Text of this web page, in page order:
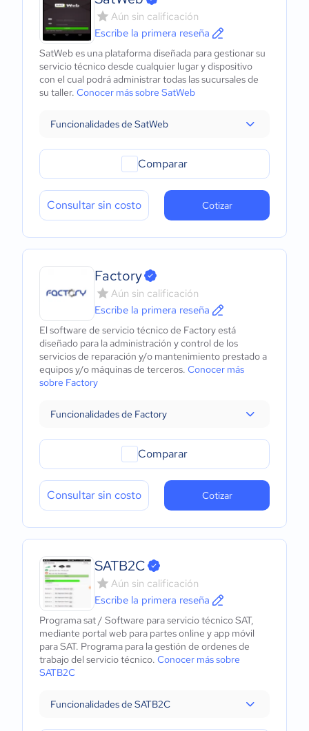
Aún sin calificación
Escribe la primera reseña
SatWeb es una plataforma diseñada para gestionar su
servicio técnico desde cualquier lugar y dispositivo
con el cual podrá administrar todas las sucursales de
su taller. Conocer más sobre SatWeb
Funcionalidades de SatWeb
Comparar
Consultar sin costo Cotizar
Factory
Aún sin calificación
Escribe la primera reseña
El software de servicio técnico de Factory está
diseñado para la administración y control de los
servicios de reparación y/o mantenimiento prestado a
equipos y/o máquinas de terceros. Conocer más
sobre Factory
Funcionalidades de Factory
Comparar
Consultar sin costo Cotizar
SATB2C
Aún sin calificación
Escribe la primera reseña
Programa sat / Software para servicio técnico SAT,
mediante portal web para partes online y app móvil
para SAT. Programa para la gestión de ordenes de
trabajo del servicio técnico. Conocer más sobre
SATB2C
Funcionalidades de SATB2C